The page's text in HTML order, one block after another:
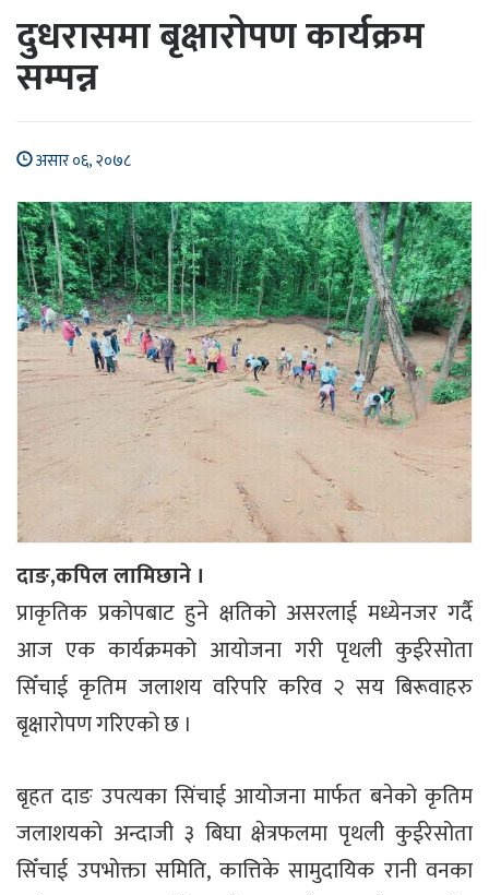
दुधरासमा बृक्षारोपण कार्यक्रम
सम्पन्न
असार ०६, २०७८
दाङ,कपिल लामिछाने ।
प्राकृतिक प्रकोपबाट हुने क्षतिको असरलाई मध्येनजर गर्दै
आज एक कार्यक्रमको आयोजना गरी पृथली कुईरेसोता
सिँचाई कृतिम जलाशय वरिपरि करिव २ सय बिरूवाहरु
बृक्षारोपण गरिएको छ ।
बृहत दाङ उपत्यका सिंचाई आयोजना मार्फत बनेको कृतिम
जलाशयको अन्दाजी ३ बिघा क्षेत्रफलमा पृथली कुईरेसोता
सिँचाई उपभोक्ता समिति, कात्तिके सामुदायिक रानी वनका